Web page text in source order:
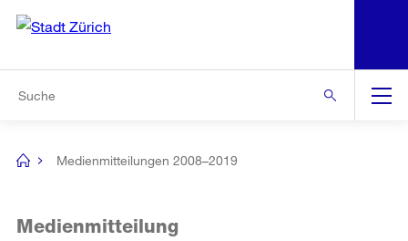
Navigation
[no
Medienmitteilungen 2008–2019
Medienmitteilung